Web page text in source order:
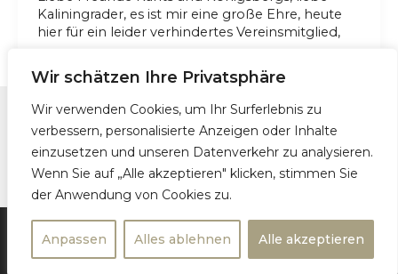
Wir schätzen Ihre Privatsphäre
Wir verwenden Cookies, um Ihr Surferlebnis zu
verbessern, personalisierte Anzeigen oder Inhalte
einzusetzen und unseren Datenverkehr zu analysieren.
Wenn Sie auf „Alle akzeptieren" klicken, stimmen Sie
der Anwendung von Cookies zu.
Anpassen Alles ablehnen Alle akzeptieren
Kaliningrader, es ist mir eine große Ehre, heute
hier für ein leider verhindertes Vereinsmitglied,
Kontakt
Impressum und Datenschutzerklärung
© 2026 FREUNDE KANTS UND KÖNIGSBERGS e.V.